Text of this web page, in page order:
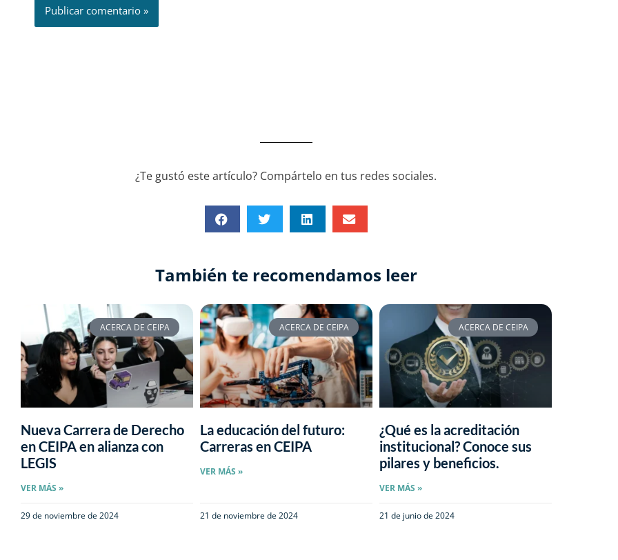
¿Te gustó este artículo? Compártelo en tus redes sociales.
También te recomendamos leer
ACERCA DE CEIPA
Nueva Carrera de Derecho
en CEIPA en alianza con
LEGIS
VER MÁS »
29 de noviembre de 2024
ACERCA DE CEIPA
La educación del futuro:
Carreras en CEIPA
VER MÁS »
21 de noviembre de 2024
ACERCA DE CEIPA
¿Qué es la acreditación
institucional? Conoce sus
pilares y beneficios.
VER MÁS »
21 de junio de 2024